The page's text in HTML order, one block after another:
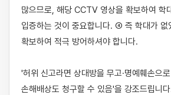
많으므로, 해당 CCTV 영상을 확보하여 학
입증하는 것이 중요합니다. ④ 즉 학대가 없
확보하여 적극 방어하셔야 합니다.
'허위 신고라면 상대방을 무고·명예훼손으
손해배상도 청구할 수 있음'을 강조드립니